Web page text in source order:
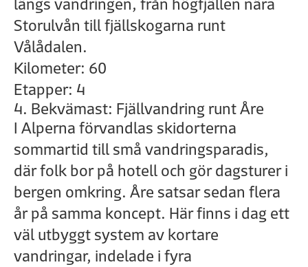
längs vandringen, från högfjällen nära
Storulvån till fjällskogarna runt
Vålådalen.
Kilometer: 60
Etapper: 4
4. Bekvämast: Fjällvandring runt Åre
I Alperna förvandlas skidorterna
sommartid till små vandringsparadis,
där folk bor på hotell och gör dagsturer i
bergen omkring. Åre satsar sedan flera
år på samma koncept. Här finns i dag ett
väl utbyggt system av kortare
vandringar, indelade i fyra